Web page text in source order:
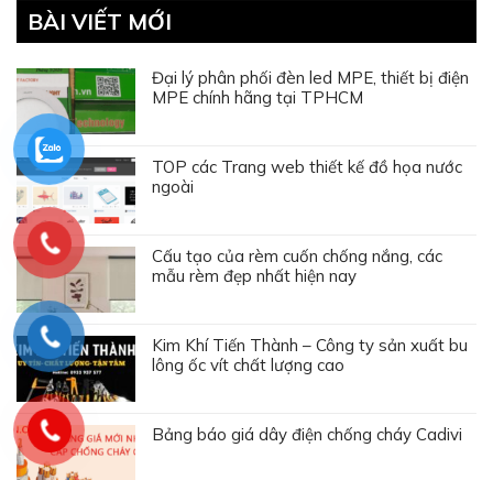
BÀI VIẾT MỚI
Đại lý phân phối đèn led MPE, thiết bị điện
MPE chính hãng tại TPHCM
TOP các Trang web thiết kế đồ họa nước
ngoài
Cấu tạo của rèm cuốn chống nắng, các
mẫu rèm đẹp nhất hiện nay
Kim Khí Tiến Thành – Công ty sản xuất bu
lông ốc vít chất lượng cao
Bảng báo giá dây điện chống cháy Cadivi